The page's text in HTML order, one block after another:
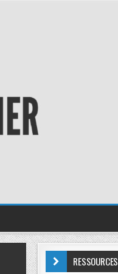
RESSOURCES